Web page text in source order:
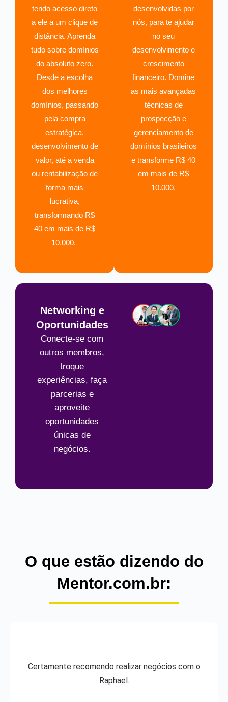
tendo acesso direto
a ele a um clique de
distância. Aprenda
tudo sobre domínios
do absoluto zero.
Desde a escolha
dos melhores
domínios, passando
pela compra
estratégica,
desenvolvimento de
valor, até a venda
ou rentabilização de
forma mais
lucrativa,
transformando R$
40 em mais de R$
10.000.
desenvolvidas por
nós, para te ajudar
no seu
desenvolvimento e
crescimento
financeiro. Domine
as mais avançadas
técnicas de
prospecção e
gerenciamento de
domínios brasileiros
e transforme R$ 40
em mais de R$
10.000.
Networking e
Oportunidades
Conecte-se com
outros membros,
troque
experiências, faça
parcerias e
aproveite
oportunidades
únicas de
negócios.
O que estão dizendo do
Mentor.com.br:
Certamente recomendo realizar negócios com o
Raphael.